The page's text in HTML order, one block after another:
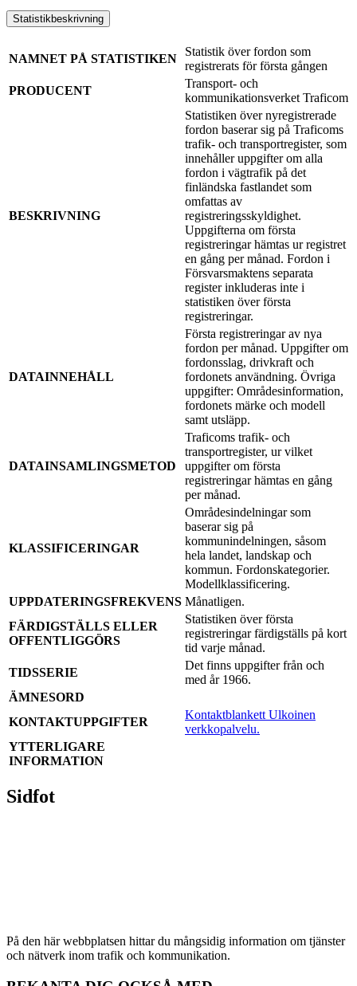
Statistikbeskrivning
NAMNET PÅ STATISTIKEN
Statistik över fordon som
registrerats för första gången
PRODUCENT
Transport- och
kommunikationsverket Traficom
BESKRIVNING
Statistiken över nyregistrerade
fordon baserar sig på Traficoms
trafik- och transportregister, som
innehåller uppgifter om alla
fordon i vägtrafik på det
finländska fastlandet som
omfattas av
registreringsskyldighet.
Uppgifterna om första
registreringar hämtas ur registret
en gång per månad. Fordon i
Försvarsmaktens separata
register inkluderas inte i
statistiken över första
registreringar.
DATAINNEHÅLL
Första registreringar av nya
fordon per månad. Uppgifter om
fordonsslag, drivkraft och
fordonets användning. Övriga
uppgifter: Områdesinformation,
fordonets märke och modell
samt utsläpp.
DATAINSAMLINGSMETOD
Traficoms trafik- och
transportregister, ur vilket
uppgifter om första
registreringar hämtas en gång
per månad.
KLASSIFICERINGAR
Områdesindelningar som
baserar sig på
kommunindelningen, såsom
hela landet, landskap och
kommun. Fordonskategorier.
Modellklassificering.
UPPDATERINGSFREKVENS Månatligen.
FÄRDIGSTÄLLS ELLER
OFFENTLIGGÖRS
Statistiken över första
registreringar färdigställs på kort
tid varje månad.
TIDSSERIE
Det finns uppgifter från och
med år 1966.
ÄMNESORD
KONTAKTUPPGIFTER
Kontaktblankett Ulkoinen
verkkopalvelu.
YTTERLIGARE
INFORMATION
Sidfot
På den här webbplatsen hittar du mångsidig information om tjänster
och nätverk inom trafik och kommunikation.